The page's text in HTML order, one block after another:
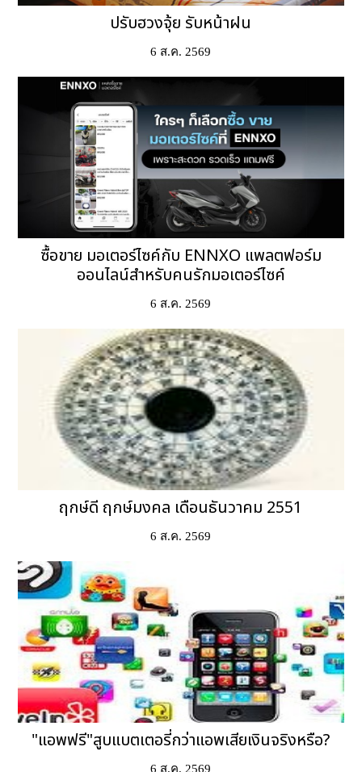
ปรับฮวงจุ้ย รับหน้าฝน
6 ส.ค. 2569
ซื้อขาย มอเตอร์ไซค์กับ ENNXO แพลตฟอร์ม
ออนไลน์สำหรับคนรักมอเตอร์ไซค์
6 ส.ค. 2569
ฤกษ์ดี ฤกษ์มงคล เดือนธันวาคม 2551
6 ส.ค. 2569
"แอพฟรี"สูบแบตเตอรี่กว่าแอพเสียเงินจริงหรือ?
6 ส.ค. 2569